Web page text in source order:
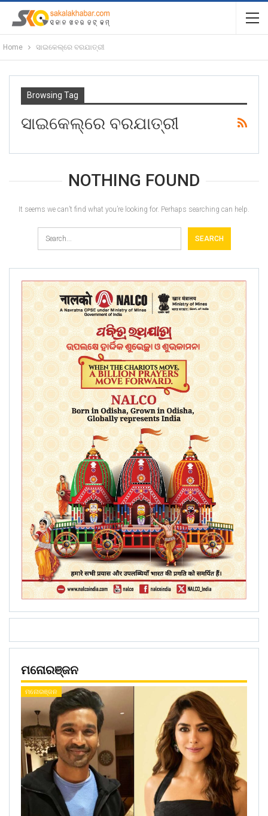
Home ସାଇକେଲ୍ରେ ବରଯାତ୍ରୀ
Browsing Tag
ସାଇକେଲ୍ରେ ବରଯାତ୍ରୀ
NOTHING FOUND
It seems we can’t find what you’re looking for. Perhaps searching can help.
ମନୋରଞ୍ଜନ
ମନୋରଞ୍ଜନ